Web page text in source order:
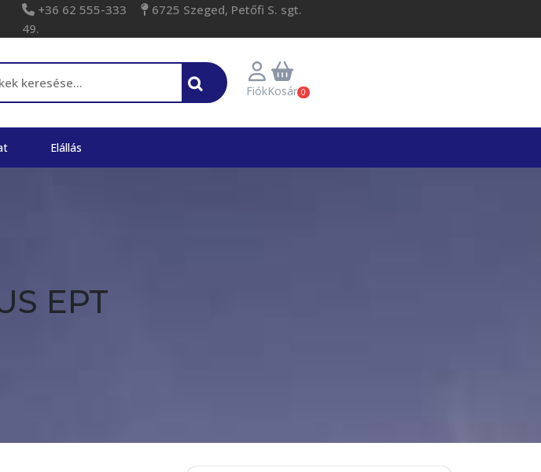
+36 62 555-333
6725 Szeged, Petőfi S. sgt.
49.
következőre:
FiókKosár 0
Elállás
EPT